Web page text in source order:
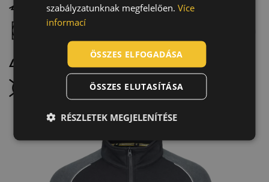
Maximum 110 °C-on vasalható, gőzölés nélkül
Nem vegytisztítható
SLOVAK
GERMAN
szabályzatunknak megfelelően. Více
informací
ÖSSZES ELFOGADÁSA
ÖSSZES ELUTASÍTÁSA
RÉSZLETEK MEGJELENÍTÉSE